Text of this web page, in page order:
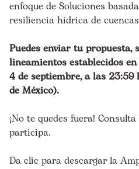
enfoque de Soluciones
resiliencia hídrica de
Puedes enviar tu propuesta,
lineamientos establecidos
4 de septiembre, a las
de México).
¡No te quedes fuera!
participa.
Da clic para descargar la